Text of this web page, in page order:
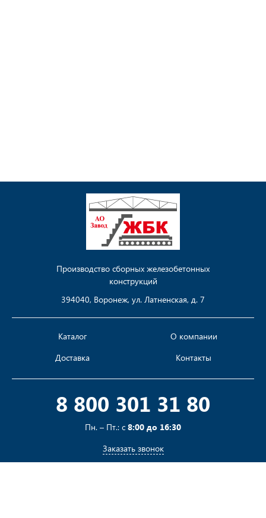
Производство сборных железобетонных
конструкций
394040, Воронеж, ул. Латненская, д. 7
Каталог
Доставка
О компании
Контакты
8 800 301 31 80
Пн. – Пт.: с 8:00 до 16:30
Заказать звонок